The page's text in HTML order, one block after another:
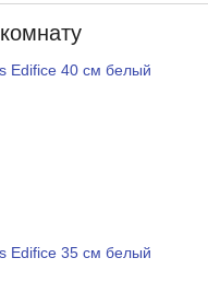
Edifice 40 см белый
Edifice 35 см белый